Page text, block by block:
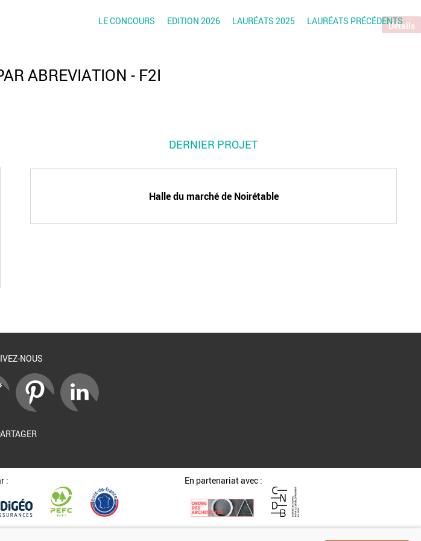
LE CONCOURS EDITION 2026 LAURÉATS 2025 LAURÉATS PRÉCÉDENTS
ABREVIATION - F2I
DERNIER PROJET
Halle du marché de Noirétable
Détails
NOUS
: En partenariat avec :